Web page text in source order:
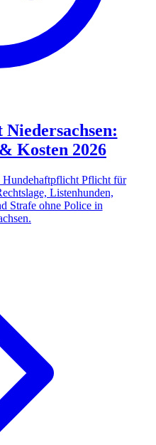
Kosten 2026
Pflicht für
Listenhunden,
Strafe ohne Police in